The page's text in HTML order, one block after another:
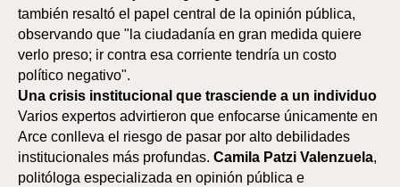
también resaltó el papel central de la opinión pública,
observando que "la ciudadanía en gran medida quiere
verlo preso; ir contra esa corriente tendría un costo
político negativo".
Una crisis institucional que trasciende a un individuo
Varios expertos advirtieron que enfocarse únicamente en
Arce conlleva el riesgo de pasar por alto debilidades
institucionales más profundas. Camila Patzi Valenzuela,
politóloga especializada en opinión pública e